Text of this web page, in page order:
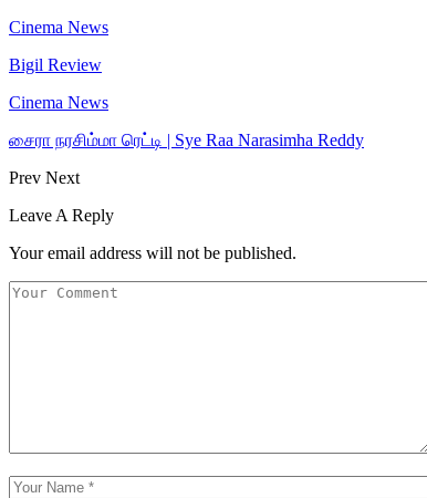
Cinema News
Bigil Review
Cinema News
சைரா நரசிம்மா ரெட்டி | Sye Raa Narasimha Reddy
Prev Next
Leave A Reply
Your email address will not be published.